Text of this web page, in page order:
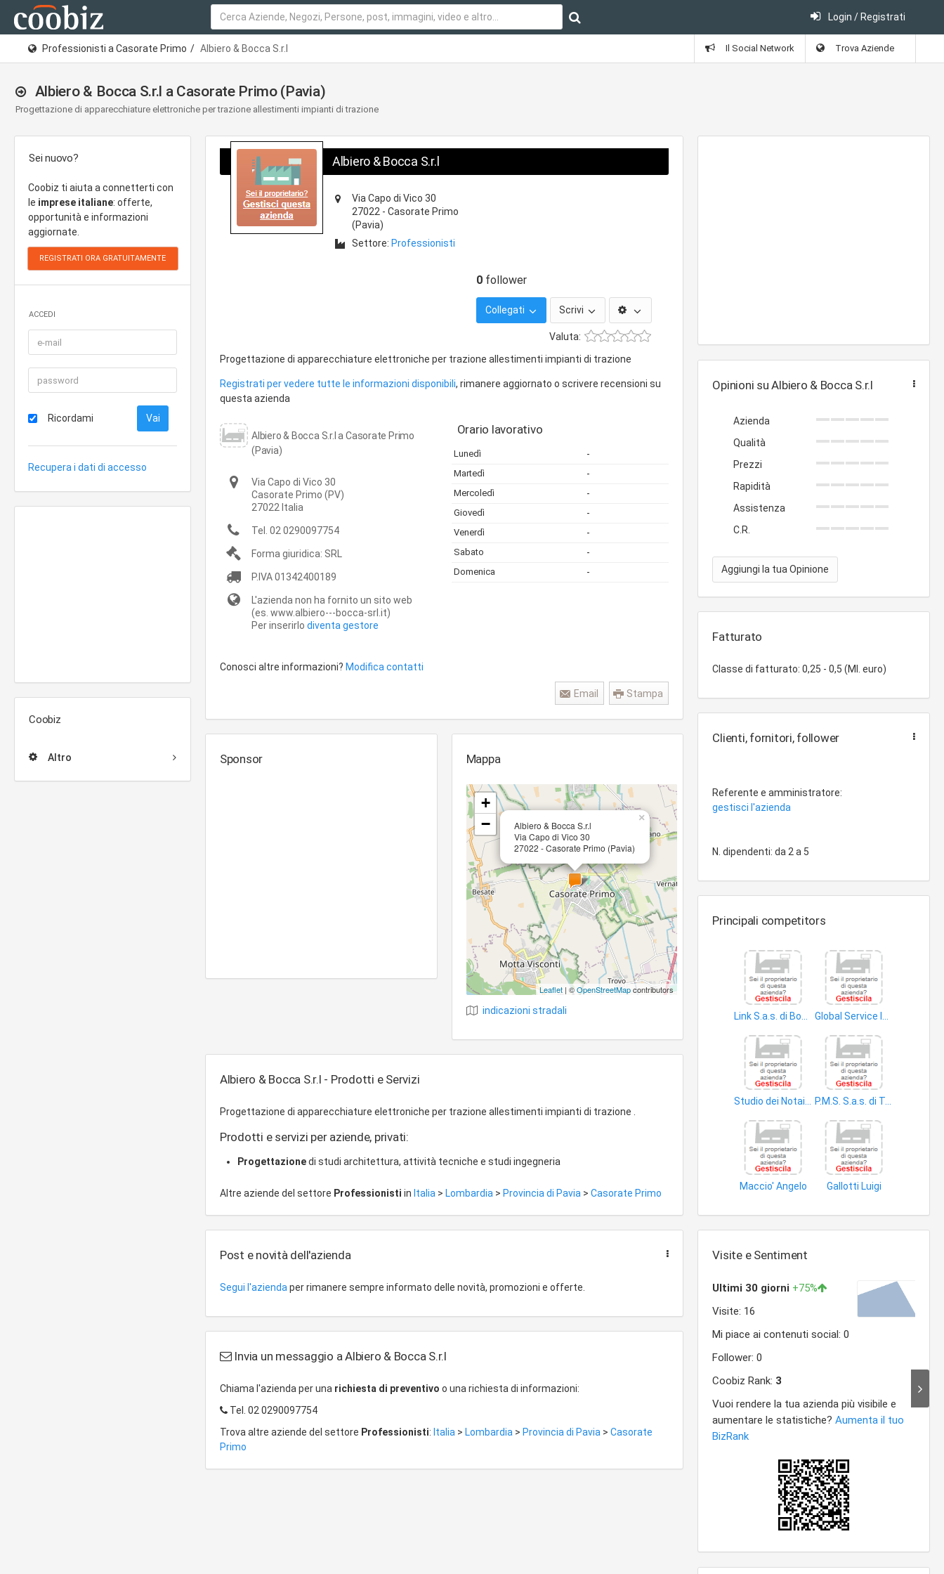
Login / Registrati
Professionisti a Casorate Primo Albiero & Bocca S.r.l Il Social Network Trova Aziende
Albiero & Bocca S.r.l a Casorate Primo (Pavia)
Progettazione di apparecchiature elettroniche per trazione allestimenti impianti di trazione
Sei nuovo?
Coobiz ti aiuta a connetterti con
le imprese italiane: offerte,
opportunità e informazioni
aggiornate.
ACCEDI
Ricordami
Recupera i dati di accesso
Coobiz
Altro
Albiero & Bocca S.r.l
Via Capo di Vico 30
27022 - Casorate Primo
(Pavia)
Settore: Professionisti
0 follower
Collegati Scrivi
Valuta:
Progettazione di apparecchiature elettroniche per trazione allestimenti impianti di trazione
Registrati per vedere tutte le informazioni disponibili, rimanere aggiornato o scrivere recensioni su
questa azienda
Albiero & Bocca S.r.l a Casorate Primo
(Pavia)
Via Capo di Vico 30
Casorate Primo (PV)
27022 Italia
Tel. 02 0290097754
Forma giuridica: SRL
P.IVA01342400189
L'azienda non ha fornito un sito web
(es. www.albiero---bocca-srl.it)
Per inserirlo diventa gestore
Orario lavorativo
Lunedì -
Martedì -
Mercoledì -
Giovedì -
Venerdì -
Sabato -
Domenica -
Conosci altre informazioni? Modifica contatti
Stampa
Email
Sponsor Mappa
Albiero & Bocca S.r.l
Via Capo di Vico 30
27022 - Casorate Primo (Pavia)
×
+
−
Leaflet| ©OpenStreetMapcontributors
indicazioni stradali
Albiero & Bocca S.r.l - Prodotti e Servizi
Progettazione di apparecchiature elettroniche per trazione allestimenti impianti di trazione .
Prodotti e servizi per aziende, privati:
Progettazionedi studi architettura, attività tecniche e studi ingegneria
Altre aziende del settore Professionisti in Italia > Lombardia > Provincia di Pavia > Casorate Primo
Post e novità dell'azienda
Segui l'azienda per rimanere sempre informato delle novità, promozioni e offerte.
Invia un messaggio a Albiero & Bocca S.r.l
Chiama l'azienda per una richiesta di preventivo o una richiesta di informazioni:
Tel. 02 0290097754
Trova altre aziende del settore Professionisti: Italia > Lombardia > Provincia di Pavia > Casorate
Primo
Opinioni su Albiero & Bocca S.r.l
Azienda
Qualità
Prezzi
Rapidità
Assistenza
C.R.
Aggiungi la tua Opinione
Fatturato
Classe di fatturato: 0,25 - 0,5 (Ml. euro)
Clienti, fornitori, follower
Referente e amministratore:
gestisci l'azienda
N. dipendenti: da 2 a 5
Principali competitors
Maccio' Angelo
Gallotti Luigi
Visite e Sentiment